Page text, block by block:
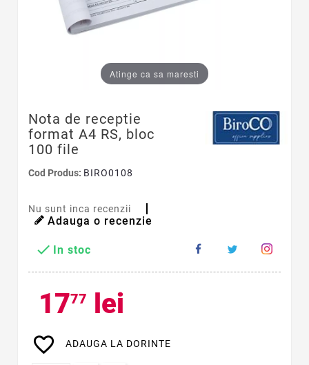
Atinge ca sa maresti
Nota de receptie
format A4 RS, bloc
100 file
Cod Produs: BIRO0108
Nu sunt inca recenzii
Adauga o recenzie
 In stoc
1777 lei
favorite_border ADAUGA LA DORINTE